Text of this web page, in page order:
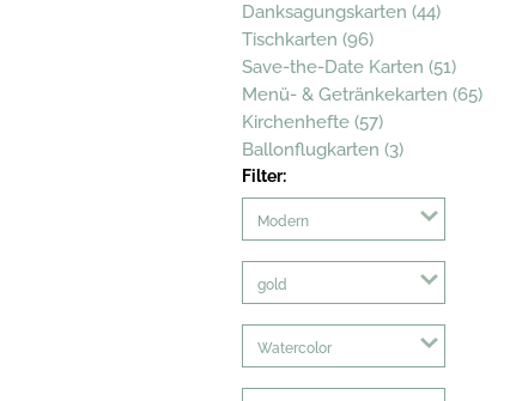
Danksagungskarten (44)
Tischkarten (96)
Save-the-Date Karten (51)
Menü- & Getränkekarten (65)
Kirchenhefte (57)
Ballonflugkarten (3)
Filter:
Modern
gold
Watercolor